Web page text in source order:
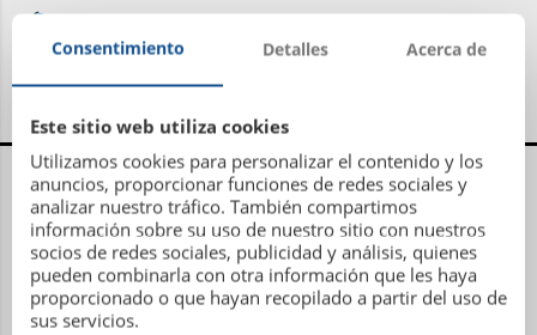
Centro Administrativo, Social y Deportivo
Avenida Metrosidero, S/N
15001 La Coruña
Teléfono: 981 21 81 81
Email:administracion@sdhipicalacoruna.com
Consentimiento Detalles Acerca de
Este sitio web utiliza cookies
Utilizamos cookies para personalizar el contenido y los
anuncios, proporcionar funciones de redes sociales y
analizar nuestro tráfico. También compartimos
información sobre su uso de nuestro sitio con nuestros
socios de redes sociales, publicidad y análisis, quienes
pueden combinarla con otra información que les haya
proporcionado o que hayan recopilado a partir del uso de
sus servicios.